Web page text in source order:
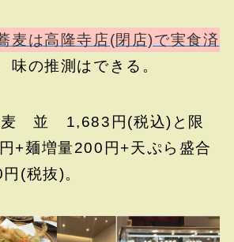
麦は高隆寺店(閉店)で実食済
味の推測はできる。
並 1,683円(税込)と限
+麺増量200円+天ぷら盛合
(税抜)。